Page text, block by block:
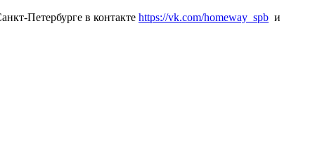
Петербурге в контакте https://vk.com/homeway_spb и